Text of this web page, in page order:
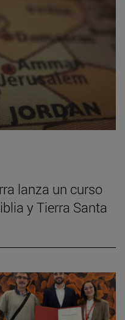
lanza un curso
y Tierra Santa